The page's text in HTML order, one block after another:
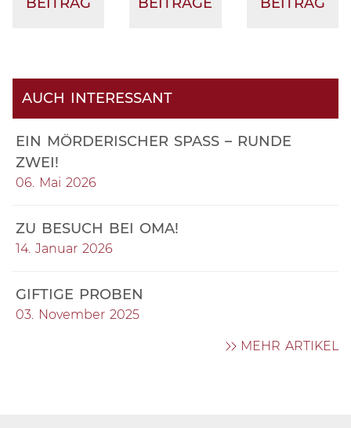
AUCH INTERESSANT
EIN MÖRDERISCHER SPASS – RUNDE Z
WEI!
06. Mai 2026
ZU BESUCH BEI OMA!
14. Januar 2026
GIFTIGE PROBEN
03. November 2025
MEHR ARTIKEL